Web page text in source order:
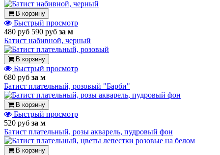
В корзину
Быстрый просмотр
480 руб 590 руб за м
Батист набивной, черный
В корзину
Быстрый просмотр
680 руб за м
Батист плательный, розовый "Барби"
В корзину
Быстрый просмотр
520 руб за м
Батист плательный, розы акварель, пудровый фон
В корзину